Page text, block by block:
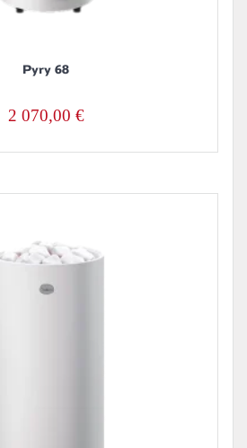
Pyry 68
2 070,00 €